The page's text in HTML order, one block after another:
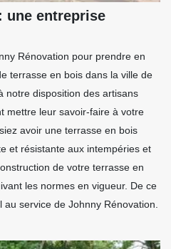
une entreprise
Rénovation pour prendre en
terrasse en bois dans la ville de
notre disposition des artisans
mettre leur savoir-faire à votre
avoir une terrasse en bois
et résistante aux intempéries et
de votre terrasse en
les normes en vigueur. De ce
service de Johnny Rénovation.